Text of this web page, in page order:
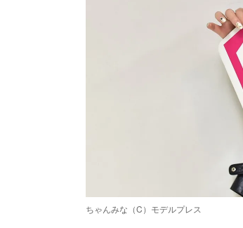
ちゃんみな（C）モデルプレス